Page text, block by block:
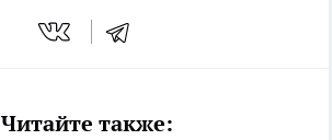
Читайте также: